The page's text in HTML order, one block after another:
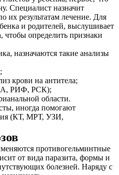
Специалист назначит
их результатам лечение. Для
и родителей, выслушивает
определить признаки
назначаются такие анализы
крови на антитела;
РИФ, РСК);
области.
иногда помогают
(КТ, МРТ, УЗИ,
противогельминтные
от вида паразита, формы и
болезней. Наряду с